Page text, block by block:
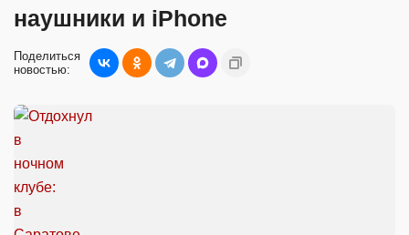
наушники и iPhone
Поделиться
новостью: